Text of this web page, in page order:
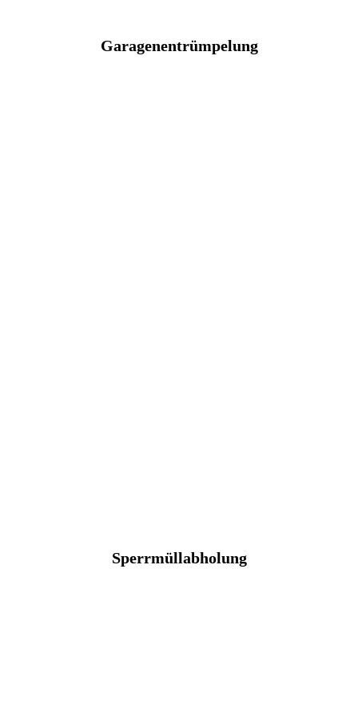
Garagenentrümpelung
Sperrmüllabholung